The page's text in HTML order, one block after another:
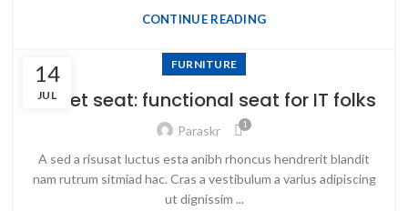
CONTINUE READING
14
JUL
FURNITURE
Sweet seat: functional seat for IT folks
Paraskr 1
A sed a risusat luctus esta anibh rhoncus hendrerit blandit
nam rutrum sitmiad hac. Cras a vestibulum a varius adipiscing
ut dignissim ...